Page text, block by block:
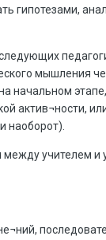
гипотезами,
мышления
актив¬ности,
наоборот).
учителем и